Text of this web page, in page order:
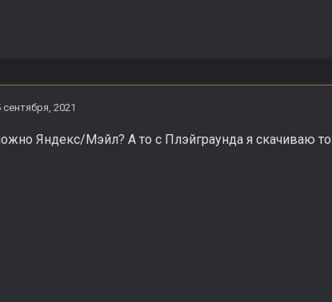
сентября, 2021
Яндекс/Мэйл? А то с Плэйграунда я скачиваю